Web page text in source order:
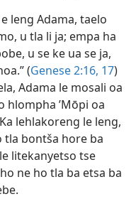
leng Adama, taelo
u tla li ja; empa ha
u se ke ua se ja,
(Genese 2:16, 17)
Adama le mosali oa
hlompha ’Mōpi oa
lehlakoreng le leng,
tla bontša hore ba
litekanyetso tse
ne ho tla ba etsa ba